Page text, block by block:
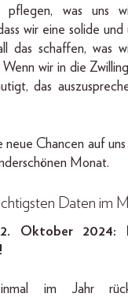
pflegen, was uns
wir eine solide
das schaffen, was
Wenn wir in die
das
neue Chancen auf
Monat.
Daten im
Oktober 2024:
im Jahr